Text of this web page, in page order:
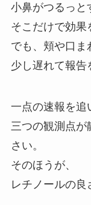
小鼻がつるっと
そこだけで効果
でも、頬や口ま
少し遅れて報告
一点の速報を追
三つの観測点が
さい。
そのほうが、
レチノールの良